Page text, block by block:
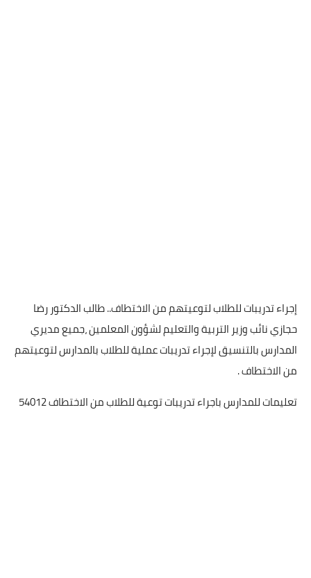
إجراء تدريبات للطلاب لتوعيتهم من الاختطاف.. طالب الدكتور رضا
حجازي نائب وزير التربية والتعليم لشؤون المعلمين ،جميع مديري
المدارس بالتنسيق لإجراء تدريبات عملية للطلاب بالمدارس لتوعيتهم
من الاختطاف .
تعليمات للمدارس باجراء تدريبات توعية للطلاب من الاختطاف 54012